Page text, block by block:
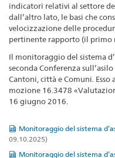
indicatori relativi al settore
dall’altro lato, le basi che
velocizzazione delle
pertinente rapporto (il primo
Il monitoraggio del sistema
seconda Conferenza
Cantoni, città e Comuni.
mozione 16.3478
16 giugno 2016.
Monitoraggio del sistema
09.10.2025)
Monitoraggio del sistema